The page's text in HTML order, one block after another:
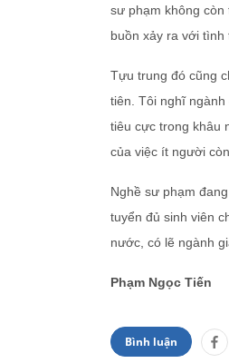
sư phạm không
buồn xảy ra với tình
Tựu trung đó cũng
tiên. Tôi nghĩ
tiêu cực trong khâu
của việc ít người
Nghề sư phạm
tuyển đủ sinh viên
nước, có lẽ ngành
Phạm Ngọc Tiến
Bình luận